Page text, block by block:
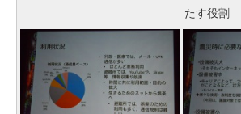
たす役割